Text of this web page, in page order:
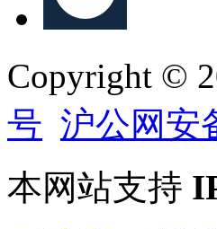
Copyright ©
号 沪公网安
本网站支持